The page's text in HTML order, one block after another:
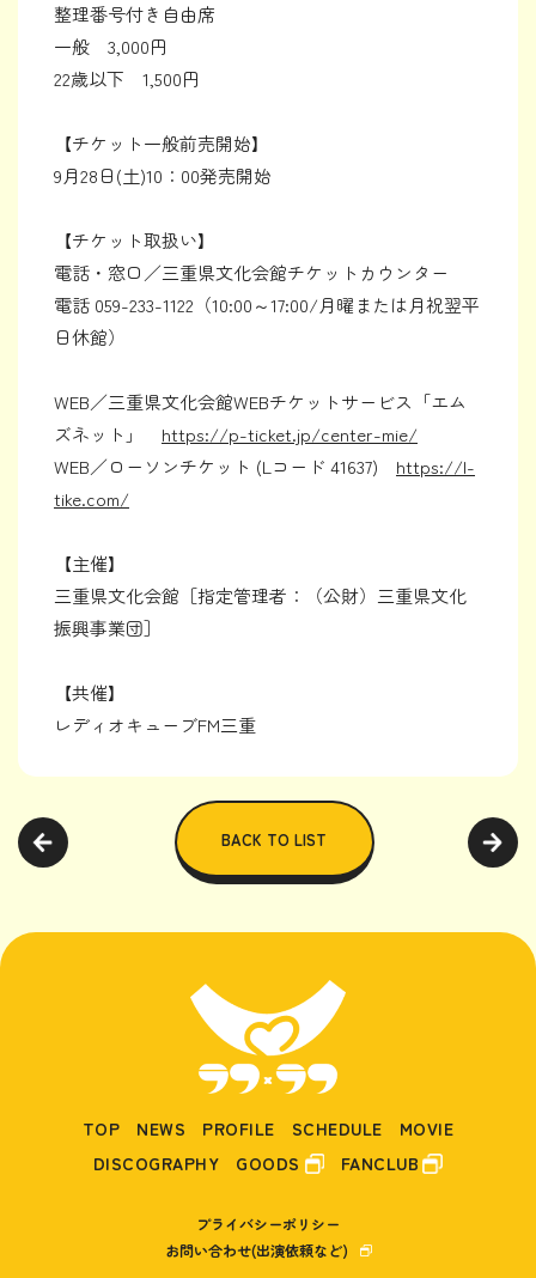
整理番号付き自由席
一般 3,000円
22歳以下 1,500円
【チケット一般前売開始】
9月28日(土)10：00発売開始
【チケット取扱い】
電話・窓口／三重県文化会館チケットカウンター
電話 059-233-1122（10:00～17:00/月曜または月祝翌平
日休館）
WEB／三重県文化会館WEBチケットサービス「エム
ズネット」 https://p-ticket.jp/center-mie/
WEB／ローソンチケット (Lコード 41637) https://l-
tike.com/
【主催】
三重県文化会館［指定管理者：（公財）三重県文化
振興事業団］
【共催】
レディオキューブFM三重
BACK TO LIST
TOP NEWS PROFILE SCHEDULE
MOVIE
DISCOGRAPHY
GOODS FANCLUB
プライバシーポリシー
お問い合わせ(出演依頼など)